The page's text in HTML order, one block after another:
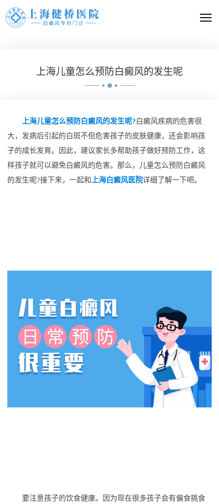
上海儿童怎么预防白癜风的发生呢
上海儿童怎么预防白癜风的发生呢?白癜风疾病的危害很
大，发病后引起的白斑不但危害孩子的皮肤健康，还会影响孩
子的成长发育。因此，建议家长多帮助孩子做好预防工作，这
样孩子就可以避免白癜风的危害。那么，儿童怎么预防白癜风
的发生呢?接下来，一起和
上海白癜风医院详细了解一下吧。
要注意孩子的饮食健康。因为现在很多孩子会有偏食挑食